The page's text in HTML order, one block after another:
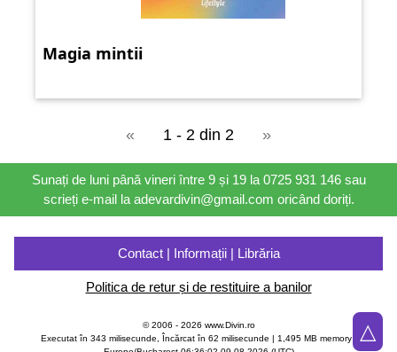
Magia mintii
« 1 - 2 din 2 »
Sunați de luni până vineri între 9 și 19 la 0725 931 146 sau
scrieți e-mail la adevardivin@gmail.com oricând doriți.
Contact | Informații | Librăria
Politica de retur și de restituire a banilor
© 2006 - 2026 www.Divin.ro
Executat în 343 milisecunde, Încărcat în 62 milisecunde | 1,495 MB memory |
△